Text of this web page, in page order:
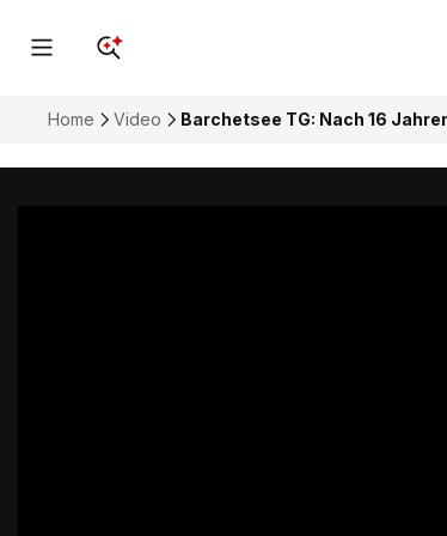
Home Video Barchetsee TG: Nach 16